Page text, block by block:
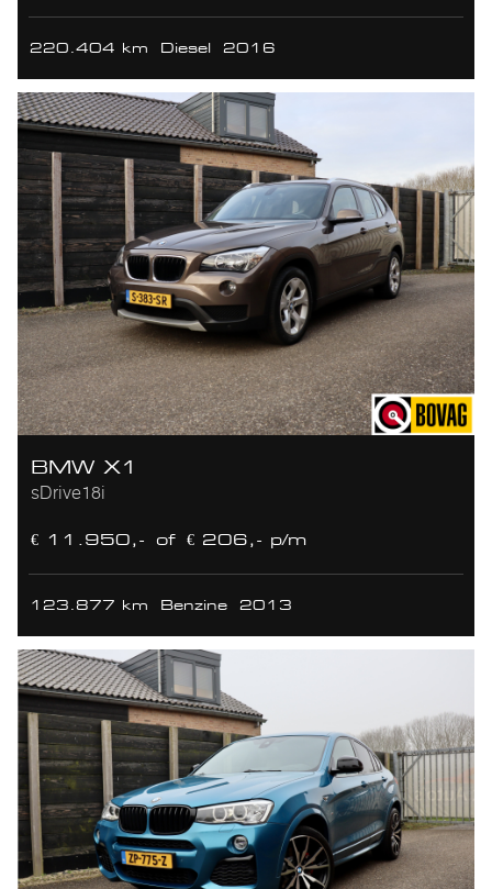
220.404 km Diesel 2016
BMW X1
sDrive18i
€ 11.950,- of € 206,- p/m
123.877 km Benzine 2013